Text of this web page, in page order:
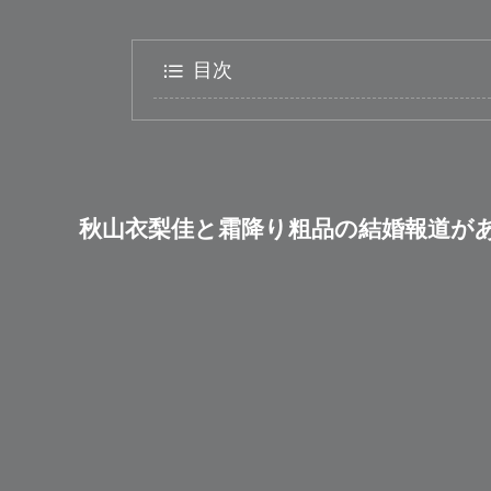
目次
秋山衣梨佳と霜降り粗品の結婚報道